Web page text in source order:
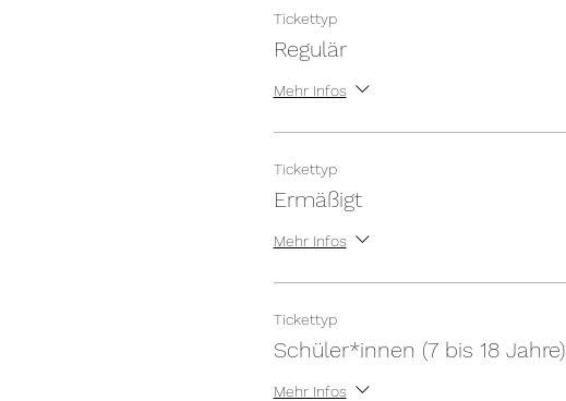
Tickettyp
Regulär
Mehr Infos
Tickettyp
Ermäßigt
Mehr Infos
Tickettyp
Schüler*innen (7 bis 18 Jahre)
Mehr Infos